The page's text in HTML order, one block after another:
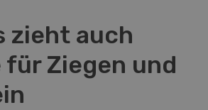
zieht auch
Ziegen und